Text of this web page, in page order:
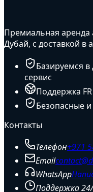
Премиальная аренда
Дубай, с доставкой в
Базируемся
сервис
Поддержка
Безопасные
Контакты
Телефон+971
Email
WhatsApp
Поддержка